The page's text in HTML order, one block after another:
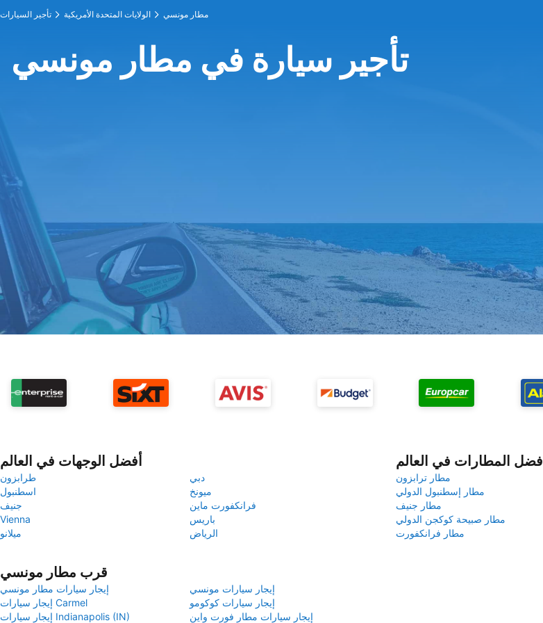
تأجير السيارات الولايات المتحدة الأمريكية مطار مونسي
تأجير سيارة في مطار مونسي
أفضل الوجهات في العالم
طرابزون
دبي
اسطنبول
ميونخ
جنيف
فرانكفورت ماين
Vienna
باريس
ميلانو
الرياض
أفضل المطارات في العالم
مطار ترابزون
مطار إسطنبول الدولي
مطار جنيف
مطار صبيحة كوكجن الدولي
مطار فرانكفورت
قرب مطار مونسي
إيجار سيارات مطار مونسي
إيجار سيارات مونسي
إيجار سيارات Carmel
إيجار سيارات كوكومو
إيجار سيارات Indianapolis (IN)
إيجار سيارات مطار فورت واين